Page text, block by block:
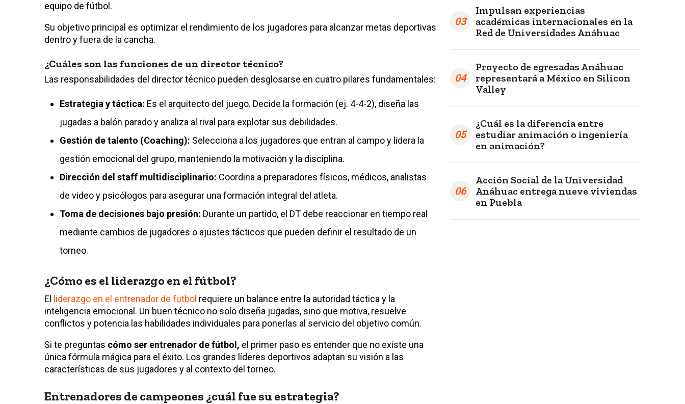
equipo de fútbol.
Su objetivo principal es optimizar el rendimiento de los jugadores para alcanzar metas deportivas
dentro y fuera de la cancha.
¿Cuáles son las funciones de un director técnico?
Las responsabilidades del director técnico pueden desglosarse en cuatro pilares fundamentales:
Estrategia y táctica: Es el arquitecto del juego. Decide la formación (ej. 4-4-2), diseña las
jugadas a balón parado y analiza al rival para explotar sus debilidades.
Gestión de talento (Coaching): Selecciona a los jugadores que entran al campo y lidera la
gestión emocional del grupo, manteniendo la motivación y la disciplina.
Dirección del staff multidisciplinario: Coordina a preparadores físicos, médicos, analistas
de video y psicólogos para asegurar una formación integral del atleta.
Toma de decisiones bajo presión: Durante un partido, el DT debe reaccionar en tiempo real
mediante cambios de jugadores o ajustes tácticos que pueden definir el resultado de un
torneo.
¿Cómo es el liderazgo en el fútbol?
El liderazgo en el entrenador de futbol requiere un balance entre la autoridad táctica y la
inteligencia emocional. Un buen técnico no solo diseña jugadas, sino que motiva, resuelve
conflictos y potencia las habilidades individuales para ponerlas al servicio del objetivo común.
Si te preguntas cómo ser entrenador de fútbol, el primer paso es entender que no existe una
única fórmula mágica para el éxito. Los grandes líderes deportivos adaptan su visión a las
características de sus jugadores y al contexto del torneo.
Entrenadores de campeones ¿cuál fue su estrategia?
03
Impulsan experiencias
académicas internacionales en la
Red de Universidades Anáhuac
04
Proyecto de egresadas Anáhuac
representará a México en Silicon
Valley
05
¿Cuál es la diferencia entre
estudiar animación o ingeniería
en animación?
06
Acción Social de la Universidad
Anáhuac entrega nueve viviendas
en Puebla